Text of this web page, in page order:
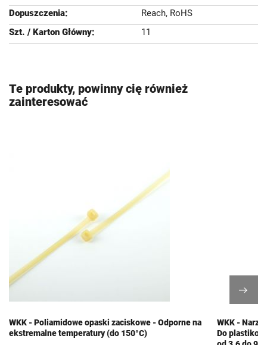
Reach, RoHS
11
Te produkty, powinny cię również
zainteresować
WKK - Poliamidowe opaski zaciskowe - Odporne na
ekstremalne temperatury (do 150°C)
WKK -
Do